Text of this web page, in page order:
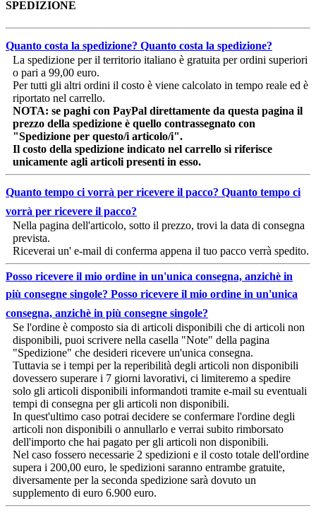
SPEDIZIONE
Quanto costa la spedizione? Quanto costa la spedizione?
La spedizione per il territorio italiano è gratuita per ordini superiori
o pari a 99,00 euro.
Per tutti gli altri ordini il costo è viene calcolato in tempo reale ed è
riportato nel carrello.
NOTA: se paghi con PayPal direttamente da questa pagina il
prezzo della spedizione è quello contrassegnato con
"Spedizione per questo/i articolo/i".
Il costo della spedizione indicato nel carrello si riferisce
unicamente agli articoli presenti in esso.
Quanto tempo ci vorrà per ricevere il pacco? Quanto tempo ci
vorrà per ricevere il pacco?
Nella pagina dell'articolo, sotto il prezzo, trovi la data di consegna
prevista.
Riceverai un' e-mail di conferma appena il tuo pacco verrà spedito.
Posso ricevere il mio ordine in un'unica consegna, anzichè in
più consegne singole? Posso ricevere il mio ordine in un'unica
consegna, anzichè in più consegne singole?
Se l'ordine è composto sia di articoli disponibili che di articoli non
disponibili, puoi scrivere nella casella "Note" della pagina
"Spedizione" che desideri ricevere un'unica consegna.
Tuttavia se i tempi per la reperibilità degli articoli non disponibili
dovessero superare i 7 giorni lavorativi, ci limiteremo a spedire
solo gli articoli disponibili informandoti tramite e-mail su eventuali
tempi di consegna per gli articoli non disponibili.
In quest'ultimo caso potrai decidere se confermare l'ordine degli
articoli non disponibili o annullarlo e verrai subito rimborsato
dell'importo che hai pagato per gli articoli non disponibili.
Nel caso fossero necessarie 2 spedizioni e il costo totale dell'ordine
supera i 200,00 euro, le spedizioni saranno entrambe gratuite,
diversamente per la seconda spedizione sarà dovuto un
supplemento di euro 6.900 euro.